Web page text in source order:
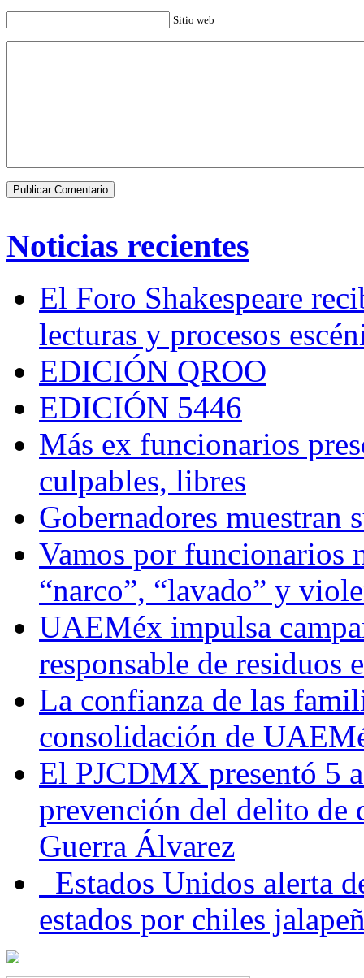
Sitio web
Noticias recientes
El Foro Shakespeare
lecturas y procesos
EDICIÓN QROO
EDICIÓN 5446
Más ex funcionarios
culpables, libres
Gobernadores muestran
Vamos por funcionarios
“narco”, “lavado” y
UAEMéx impulsa
responsable de residuos
La confianza de las
consolidación de
El PJCDMX presentó 5
prevención del delito de
Guerra Álvarez
Estados Unidos alerta
estados por chiles